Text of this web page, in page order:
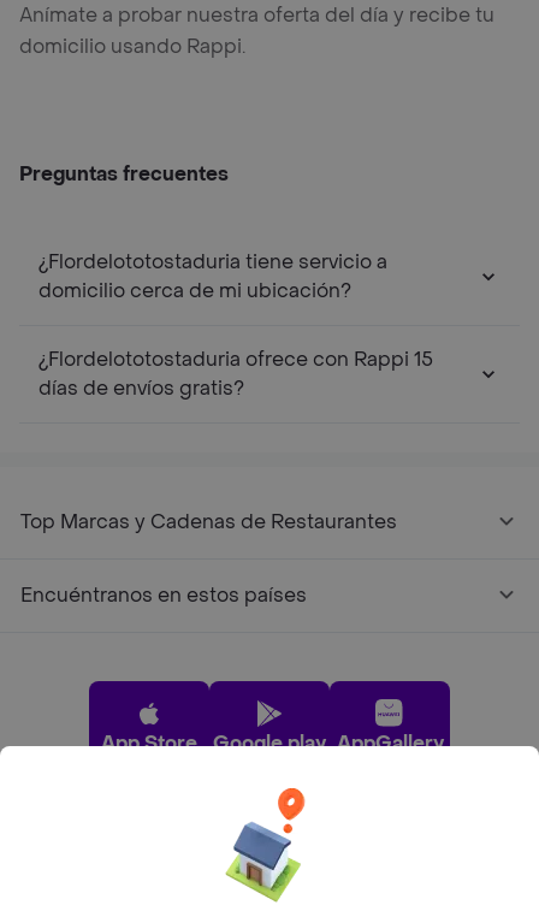
Anímate a probar nuestra oferta del día y recibe tu
domicilio usando Rappi.
Preguntas frecuentes
¿Flordelototostaduria tiene servicio a
domicilio cerca de mi ubicación?
¿Flordelototostaduria ofrece con Rappi 15
días de envíos gratis?
Top Marcas y Cadenas de Restaurantes
Encuéntranos en estos países
App Store Google play AppGallery
Pide tu comida favorita cerca de ti